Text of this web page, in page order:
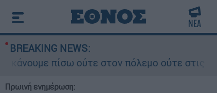
BREAKING NEWS:
πίσω ούτε στον πόλεμο ούτε στις
Πρωινή ενημέρωση: